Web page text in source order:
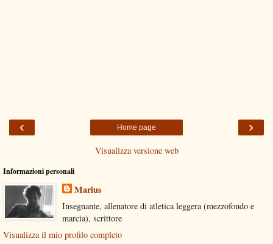
‹ ›
Home page
Visualizza versione web
Informazioni personali
Marius
Insegnante, allenatore di atletica leggera (mezzofondo e
marcia), scrittore
Visualizza il mio profilo completo